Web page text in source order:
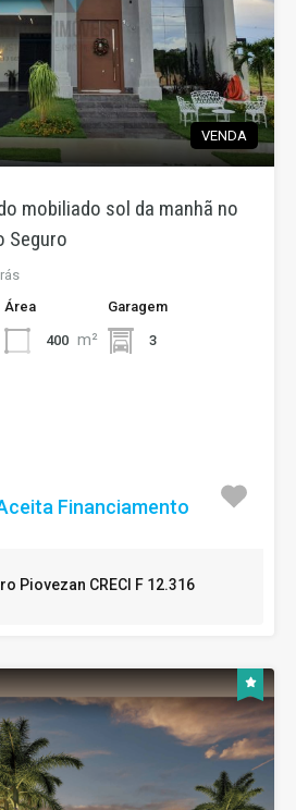
VENDA
mobiliado sol da manhã no
Seguro
Área
400 m²
Garagem
3
Financiamento
Piovezan CRECI F 12.316